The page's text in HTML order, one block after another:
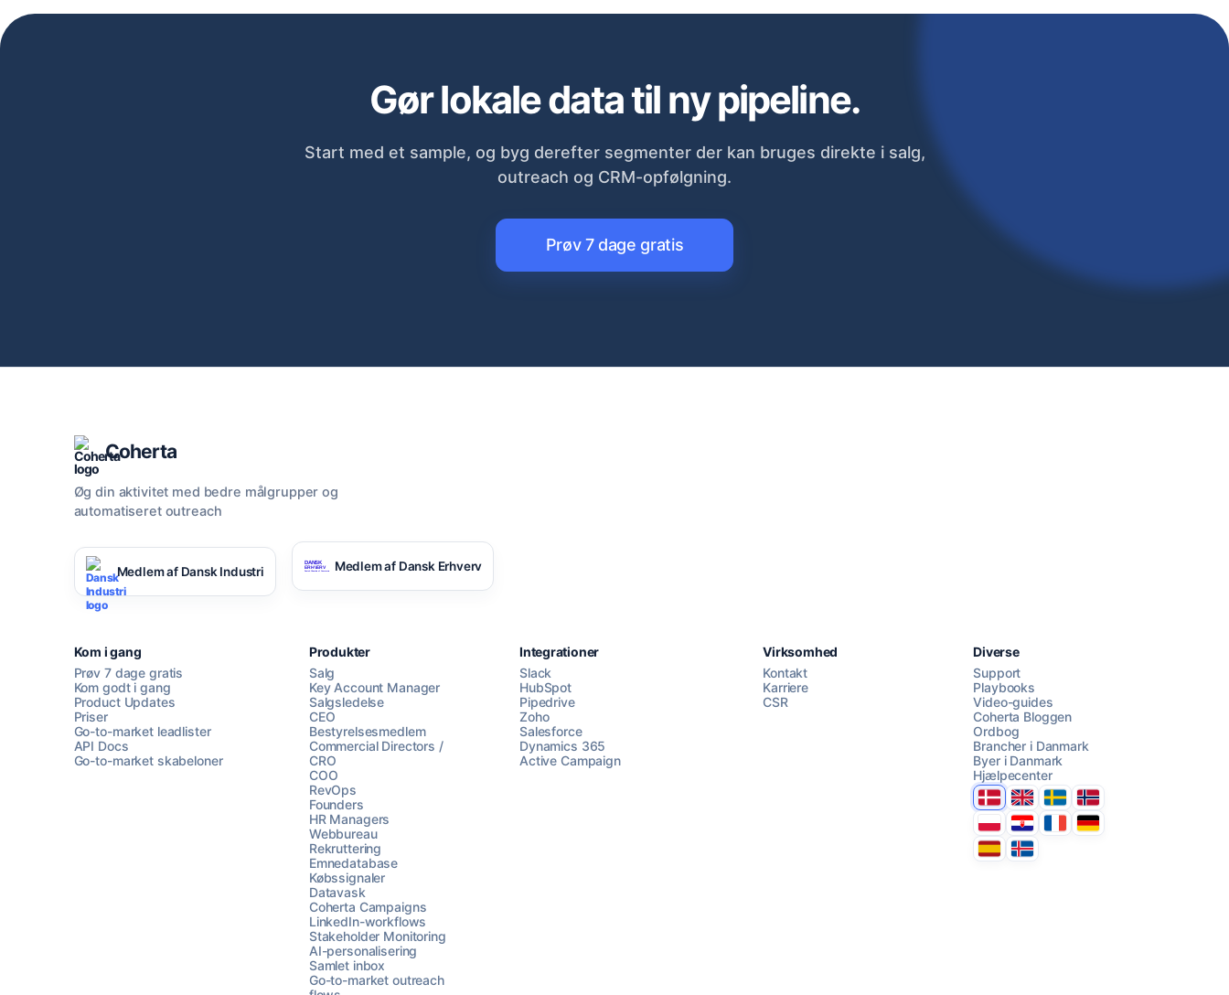
Gør lokale data til ny pipeline.
Start med et sample, og byg derefter segmenter der kan bruges direkte i salg,
outreach og CRM-opfølgning.
Prøv 7 dage gratis
AI Campaign Assist Chat with us
Coherta
Øg din aktivitet med bedre målgrupper og
automatiseret outreach
Medlem af Dansk Industri Medlem af Dansk Erhverv
Kom i gang
Prøv 7 dage gratis
Kom godt i gang
Product Updates
Priser
Go-to-market leadlister
API Docs
Go-to-market skabeloner
Produkter
Salg
Key Account Manager
Salgsledelse
CEO
Bestyrelsesmedlem
Commercial Directors /
CRO
COO
RevOps
Founders
HR Managers
Webbureau
Rekruttering
Emnedatabase
Købssignaler
Datavask
Coherta Campaigns
LinkedIn-workflows
Stakeholder Monitoring
AI-personalisering
Samlet inbox
Go-to-market outreach
Integrationer
Slack
HubSpot
Pipedrive
Zoho
Salesforce
Dynamics 365
Active Campaign
Virksomhed
Kontakt
Karriere
CSR
Diverse
Support
Playbooks
Video-guides
Coherta Bloggen
Ordbog
Brancher i Danmark
Byer i Danmark
Hjælpecenter
DanmarkUnited Kingdom
SverigeNorge
PolskaHrvatskaFranceDeutschland
EspanaÍsland